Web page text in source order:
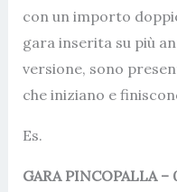
con un importo
gara inserita su più
versione, sono
che iniziano e
Es.
GARA PINCOPALLA